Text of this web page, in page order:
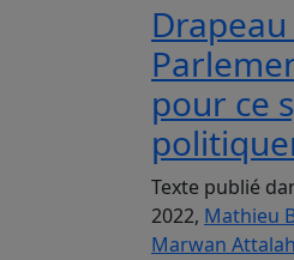
pour ce
Texte publié
2022, Mathieu
Marwan Attalah